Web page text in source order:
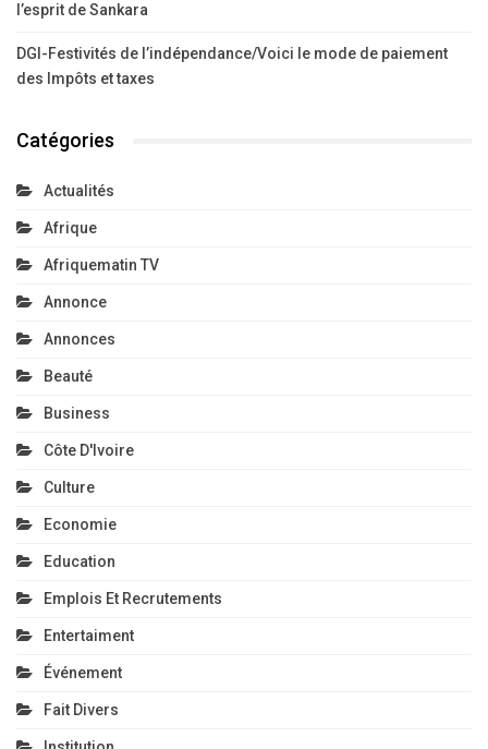
l’esprit de Sankara
DGI-Festivités de l’indépendance/Voici le mode de paiement
des Impôts et taxes
Catégories
Actualités
Afrique
Afriquematin TV
Annonce
Annonces
Beauté
Business
Côte D'Ivoire
Culture
Economie
Education
Emplois Et Recrutements
Entertaiment
Événement
Fait Divers